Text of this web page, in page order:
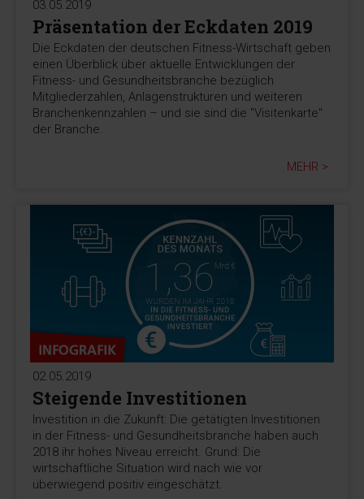
03.05.2019
Präsentation der Eckdaten 2019
Die Eckdaten der deutschen Fitness-Wirtschaft geben
einen Überblick über aktuelle Entwicklungen der
Fitness- und Gesundheitsbranche bezüglich
Mitgliederzahlen, Anlagenstrukturen und weiteren
Branchenkennzahlen – und sie sind die "Visitenkarte"
der Branche.
MEHR >
02.05.2019
Steigende Investitionen
Investition in die Zukunft: Die getätigten Investitionen
in der Fitness- und Gesundheitsbranche haben auch
2018 ihr hohes Niveau erreicht. Grund: Die
wirtschaftliche Situation wird nach wie vor
überwiegend positiv eingeschätzt.